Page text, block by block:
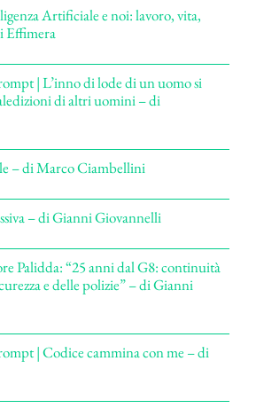
Artificiale e noi: lavoro, vita,
Effimera
| L’inno di lode di un uomo si
di altri uomini – di
– di Marco Ciambellini
– di Gianni Giovannelli
Palidda: “25 anni dal G8: continuità
e delle polizie” – di Gianni
| Codice cammina con me – di